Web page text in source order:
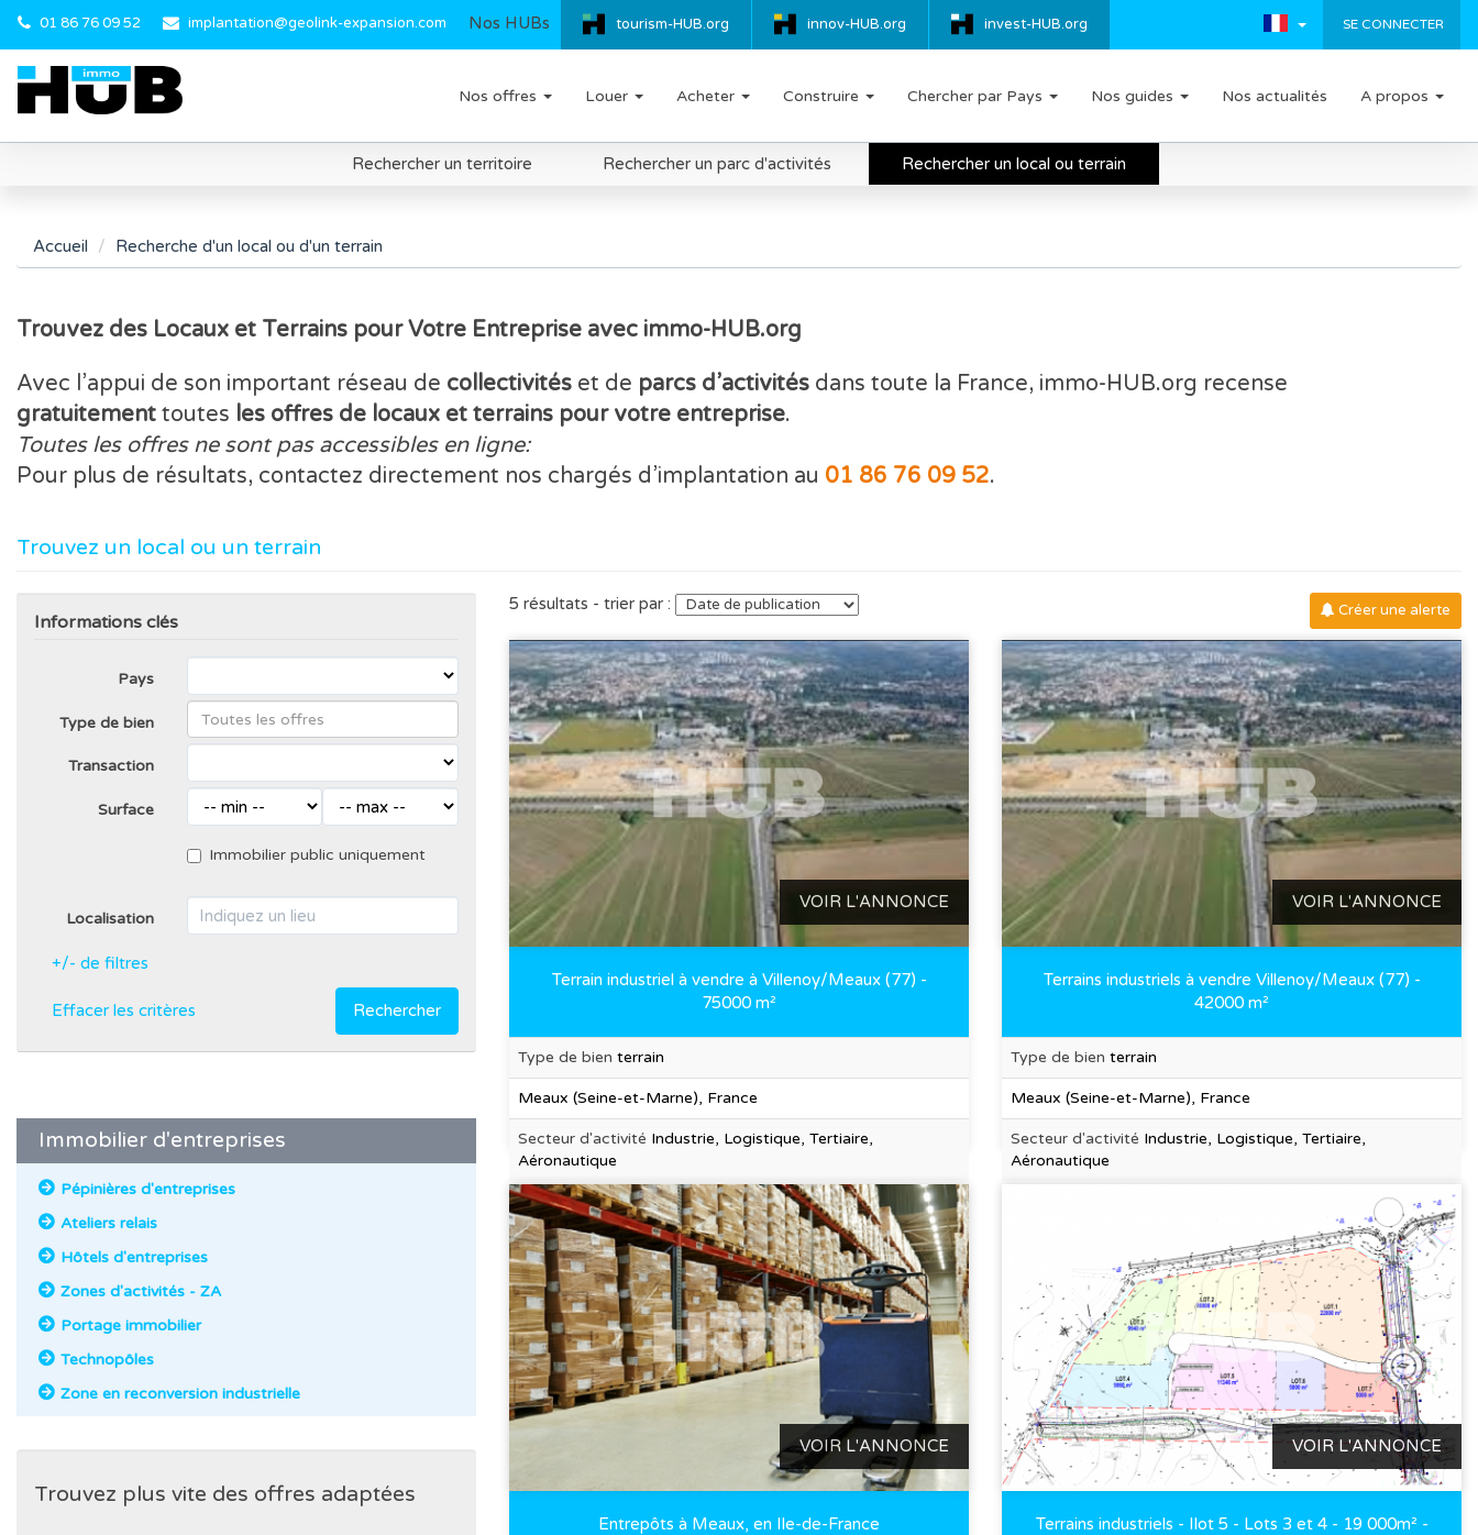
01 86 76 09 52 implantation@geolink-expansion.com tourism-HUB.org innov-HUB.org invest-HUB.org
Nos HUBs SE CONNECTER
Nos offres Louer Acheter Construire Chercher par Pays Nos guides Nos actualités A propos
Rechercher un territoire Rechercher un parc d'activités Rechercher un local ou terrain
Accueil Recherche d'un local ou d'un terrain
Trouvez des Locaux et Terrains pour Votre Entreprise avec immo-HUB.org
Avec l’appui de son important réseau de collectivités et de parcs d’activités dans toute la France, immo-HUB.org recense
gratuitement toutes les offres de locaux et terrains pour votre entreprise.
Toutes les offres ne sont pas accessibles en ligne:
Pour plus de résultats, contactez directement nos chargés d’implantation au 01 86 76 09 52.
Trouvez un local ou un terrain
Informations clés
Pays
Type de bien
Transaction
Surface
Immobilier public uniquement
Localisation
+/- de filtres
Effacer les critères Rechercher
Immobilier d'entreprises
Pépinières d'entreprises
Ateliers relais
Hôtels d'entreprises
Zones d'activités - ZA
Portage immobilier
Technopôles
Zone en reconversion industrielle
Trouvez plus vite des offres adaptées
5 résultats - trier par : Créer une alerte
VOIR L'ANNONCE
Terrain industriel à vendre à Villenoy/Meaux (77) -
75000 m²
Type de bien terrain
Meaux (Seine-et-Marne), France
Secteur d'activité Industrie, Logistique, Tertiaire,
Aéronautique
VOIR L'ANNONCE
Terrains industriels à vendre Villenoy/Meaux (77) -
42000 m²
Type de bien terrain
Meaux (Seine-et-Marne), France
Secteur d'activité Industrie, Logistique, Tertiaire,
Aéronautique
VOIR L'ANNONCE
Entrepôts à Meaux, en Ile-de-France
VOIR L'ANNONCE
Terrains industriels - Ilot 5 - Lots 3 et 4 - 19 000m² -